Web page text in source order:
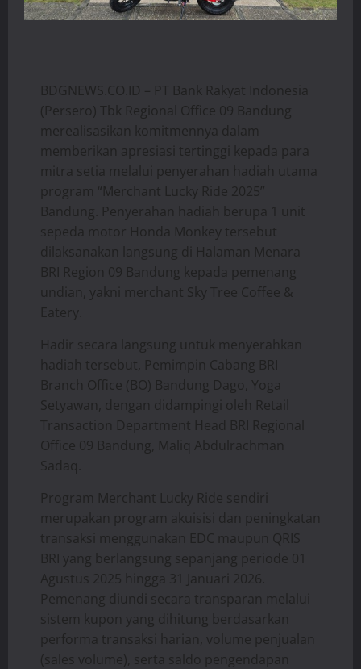
​BDGNEWS.CO.ID – PT Bank Rakyat Indonesia
(Persero) Tbk Regional Office 09 Bandung
merealisasikan komitmennya dalam
memberikan apresiasi tertinggi kepada para
mitra setia melalui penyerahan hadiah utama
program “Merchant Lucky Ride 2025”
Bandung. Penyerahan hadiah berupa 1 unit
sepeda motor Honda Monkey tersebut
dilaksanakan langsung di Halaman Menara
BRI Region 09 Bandung kepada pemenang
undian, yakni merchant Sky Tree Coffee &
Eatery.
​Hadir secara langsung untuk menyerahkan
hadiah tersebut, Pemimpin Cabang BRI
Branch Office (BO) Bandung Dago, Yoga
Setyawan, dengan didampingi oleh Retail
Transaction Department Head BRI Regional
Office 09 Bandung, Maliq Abdulrachman
Sadaq.
​Program Merchant Lucky Ride sendiri
merupakan program akuisisi dan peningkatan
transaksi menggunakan EDC maupun QRIS
BRI yang berlangsung sepanjang periode 01
Agustus 2025 hingga 31 Januari 2026.
Pemenang diundi secara transparan melalui
sistem kupon yang dihitung berdasarkan
performa transaksi harian, volume penjualan
(sales volume), serta saldo pengendapan